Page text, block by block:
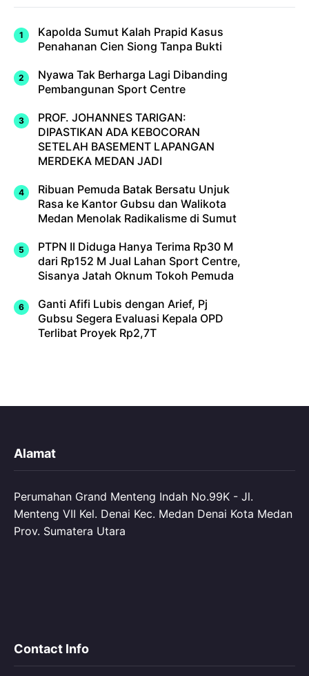
Kapolda Sumut Kalah Prapid Kasus
Penahanan Cien Siong Tanpa Bukti
Nyawa Tak Berharga Lagi Dibanding
Pembangunan Sport Centre
PROF. JOHANNES TARIGAN:
DIPASTIKAN ADA KEBOCORAN
SETELAH BASEMENT LAPANGAN
MERDEKA MEDAN JADI
Ribuan Pemuda Batak Bersatu Unjuk
Rasa ke Kantor Gubsu dan Walikota
Medan Menolak Radikalisme di Sumut
PTPN II Diduga Hanya Terima Rp30 M
dari Rp152 M Jual Lahan Sport Centre,
Sisanya Jatah Oknum Tokoh Pemuda
Ganti Afifi Lubis dengan Arief, Pj
Gubsu Segera Evaluasi Kepala OPD
Terlibat Proyek Rp2,7T
Alamat
Perumahan Grand Menteng Indah No.99K - Jl.
Menteng VII Kel. Denai Kec. Medan Denai Kota Medan
Prov. Sumatera Utara
Contact Info